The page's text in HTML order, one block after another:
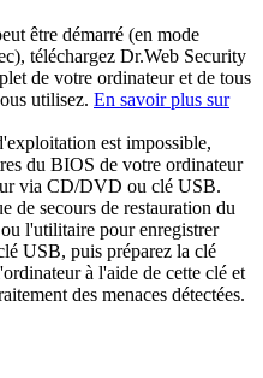
être démarré (en mode
téléchargez Dr.Web Security
de votre ordinateur et de tous
utilisez. En savoir plus sur
est impossible,
du BIOS de votre ordinateur
via CD/DVD ou clé USB.
de secours de restauration du
ou l'utilitaire pour enregistrer
USB, puis préparez la clé
à l'aide de cette clé et
des menaces détectées.